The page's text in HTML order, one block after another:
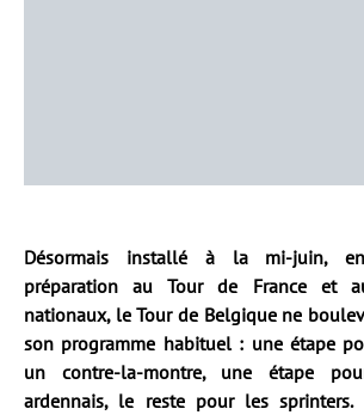
Désormais installé à la mi-juin,
préparation au Tour de France et
nationaux, le Tour de Belgique ne
son programme habituel : une étape
un contre-la-montre, une étape
ardennais, le reste pour les sprinters.